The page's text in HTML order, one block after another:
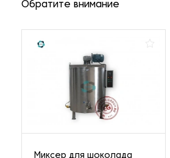
Обратите внимание
Миксер для шоколада